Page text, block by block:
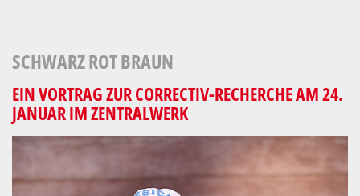
SCHWARZ ROT BRAUN
EIN VORTRAG ZUR CORRECTIV-RECHERCHE AM 24.
JANUAR IM ZENTRALWERK